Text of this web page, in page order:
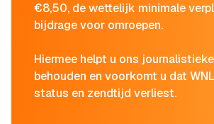
€8,50, de wettelijk minimale
bijdrage voor omroepen.
Hiermee helpt u ons
behouden en voorkomt u dat
status en zendtijd verliest.